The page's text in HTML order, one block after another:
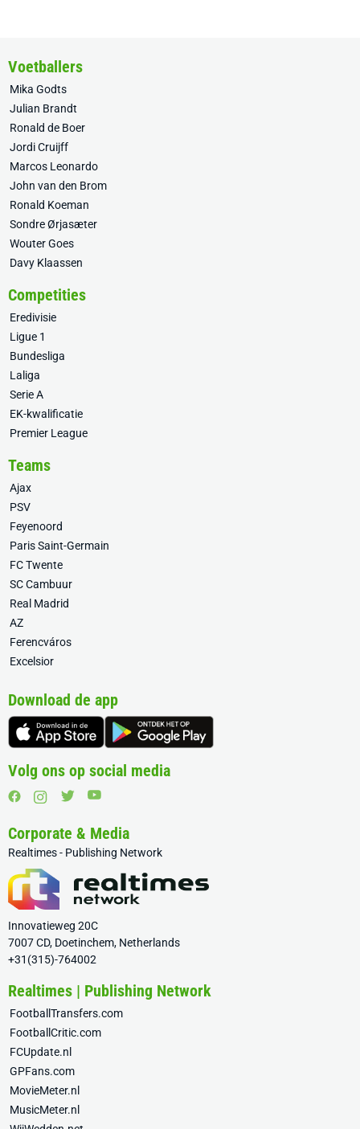
Voetballers
Mika Godts
Julian Brandt
Ronald de Boer
Jordi Cruijff
Marcos Leonardo
John van den Brom
Ronald Koeman
Sondre Ørjasæter
Wouter Goes
Davy Klaassen
Competities
Eredivisie
Ligue 1
Bundesliga
Laliga
Serie A
EK-kwalificatie
Premier League
Teams
Ajax
PSV
Feyenoord
Paris Saint-Germain
FC Twente
SC Cambuur
Real Madrid
AZ
Ferencváros
Excelsior
Download de app
Volg ons op social media
Corporate & Media
Realtimes - Publishing Network
Innovatieweg 20C
7007 CD, Doetinchem, Netherlands
+31(315)-764002
Realtimes | Publishing Network
FootballTransfers.com
FootballCritic.com
FCUpdate.nl
GPFans.com
MovieMeter.nl
MusicMeter.nl